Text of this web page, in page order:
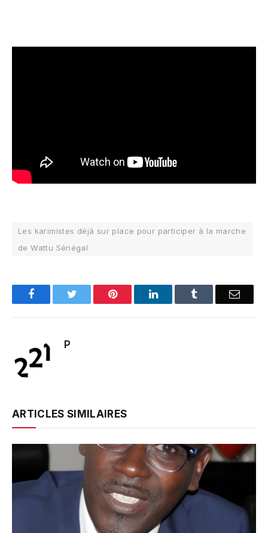
Les karimistes déjà sur place pour participer à la marche
de Wattu Sénégal
FacebookTwitter Pinterest LinkedInTumblr Email
P
ARTICLES SIMILAIRES